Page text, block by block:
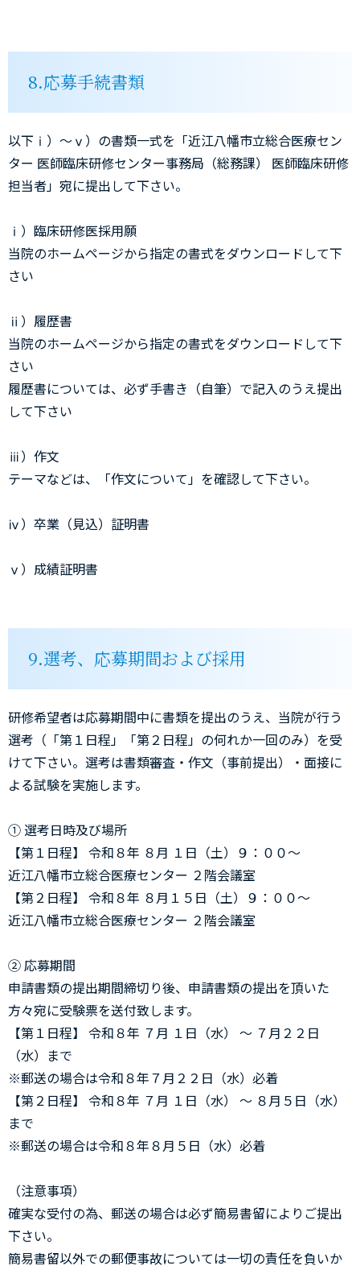
8.応募手続書類
以下ⅰ）～ⅴ）の書類一式を「近江八幡市立総合医療セン
ター 医師臨床研修センター事務局（総務課） 医師臨床研修
担当者」宛に提出して下さい。
ⅰ）臨床研修医採用願
当院のホームページから指定の書式をダウンロードして下
さい
ⅱ）履歴書
当院のホームページから指定の書式をダウンロードして下
さい
履歴書については、必ず手書き（自筆）で記入のうえ提出
して下さい
ⅲ）作文
テーマなどは、「作文について」を確認して下さい。
ⅳ）卒業（見込）証明書
ⅴ）成績証明書
9.選考、応募期間および採用
研修希望者は応募期間中に書類を提出のうえ、当院が行う
選考（「第１日程」「第２日程」の何れか一回のみ）を受
けて下さい。選考は書類審査・作文（事前提出）・面接に
よる試験を実施します。
① 選考日時及び場所
【第１日程】 令和８年 ８月 １日（土）９：００～
近江八幡市立総合医療センター ２階会議室
【第２日程】 令和８年 ８月１５日（土）９：００～
近江八幡市立総合医療センター ２階会議室
② 応募期間
申請書類の提出期間締切り後、申請書類の提出を頂いた
方々宛に受験票を送付致します。
【第１日程】 令和８年 ７月 １日（水） ～ ７月２２日
（水）まで
※郵送の場合は令和８年７月２２日（水）必着
【第２日程】 令和８年 ７月 １日（水） ～ ８月５日（水）
まで
※郵送の場合は令和８年８月５日（水）必着
（注意事項）
確実な受付の為、郵送の場合は必ず簡易書留によりご提出
下さい。
簡易書留以外での郵便事故については一切の責任を負いか